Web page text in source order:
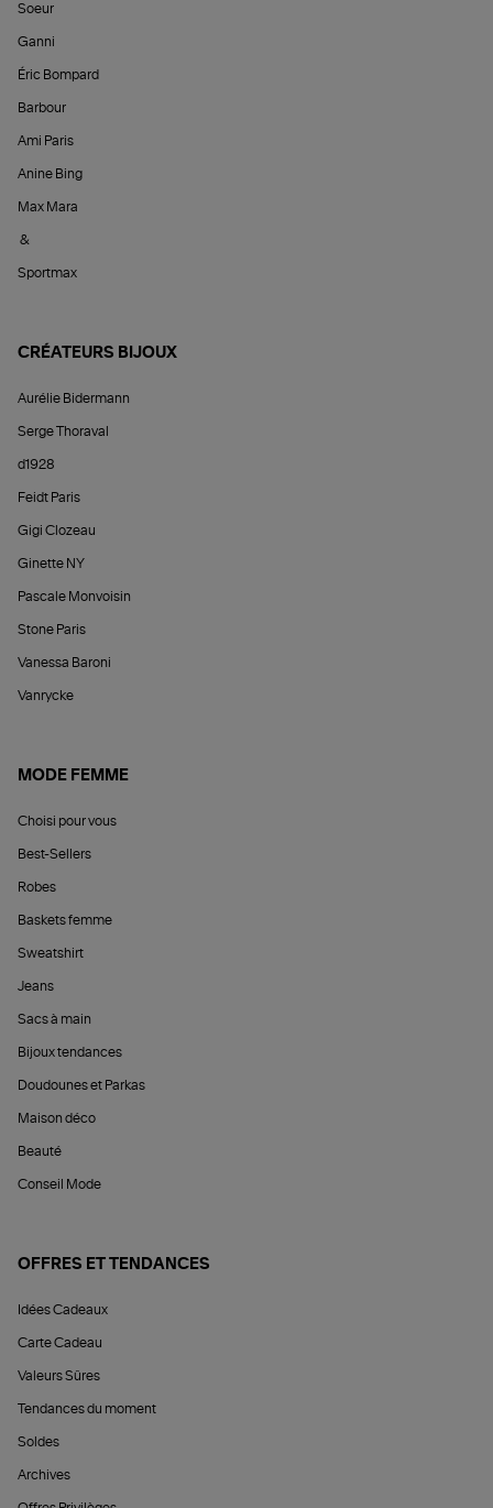
Soeur
Ganni
Éric Bompard
Barbour
Ami Paris
Anine Bing
Max Mara
&
Sportmax
CRÉATEURS BIJOUX
Aurélie Bidermann
Serge Thoraval
d1928
Feidt Paris
Gigi Clozeau
Ginette NY
Pascale Monvoisin
Stone Paris
Vanessa Baroni
Vanrycke
MODE FEMME
Choisi pour vous
Best-Sellers
Robes
Baskets femme
Sweatshirt
Jeans
Sacs à main
Bijoux tendances
Doudounes et Parkas
Maison déco
Beauté
Conseil Mode
OFFRES ET TENDANCES
Idées Cadeaux
Carte Cadeau
Valeurs Sûres
Tendances du moment
Soldes
Archives